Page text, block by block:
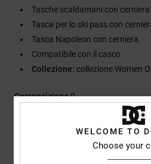
Tasche scaldamani con cerniera
Tasca per lo ski pass con
Tasca Napoleon con cerniera
Compatibile con il casco
Collezione: collezione Women
Composizione0
Spedizioni e Resi
WELCOME TO
Choose your